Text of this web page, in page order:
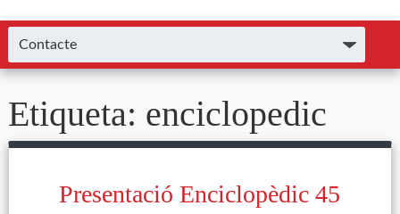
Etiqueta: enciclopedic
Presentació Enciclopèdic 45